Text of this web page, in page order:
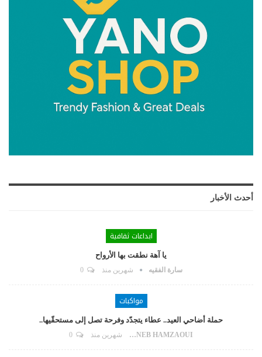
أحدث الأخبار
ابداعات ثقافية
يا آهة نطقت بها الأرواح
سارة الفقيه شهرين منذ 0
مواكبات
حملة أضاحي العيد.. عطاء يتجدّد وفرحة تصل إلى مستحقّيها..
ZAYNEB HAMZAOUI شهرين منذ